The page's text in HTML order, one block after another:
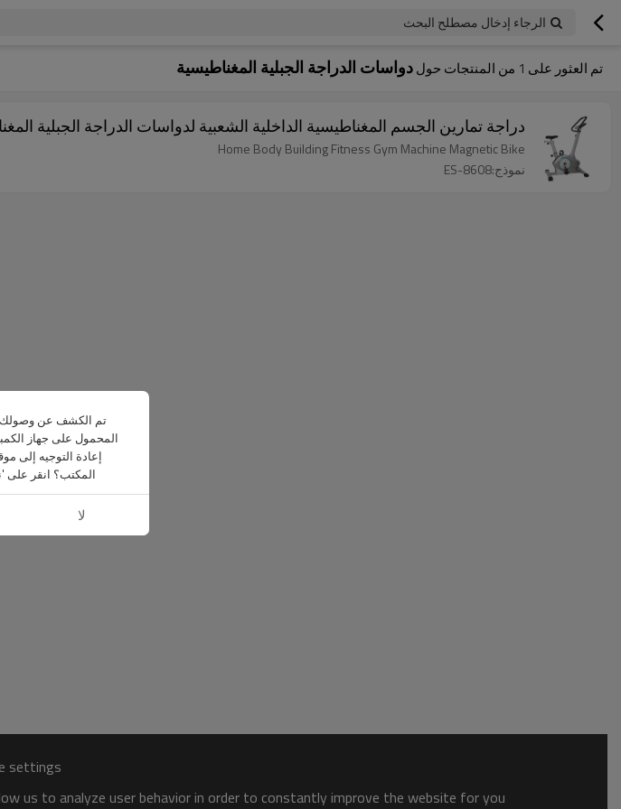
الرجاء إدخال مصطلح البحث
تم العثور على 1 من المنتجات حولدواسات الدراجة الجبلية المغناطيسية
دراجة تمارين الجسم المغناطيسية الداخلية الشعبية لدواسات الدراجة الجبلية
Home Body Building Fitness Gym Machine Magnetic Bike
نموذج:ES-8608
settings
us to analyze user behavior in order to constantly improve the website for you.
تم الكشف عن وصولك
المحمول على جهاز
إعادة التوجيه إلى
المكتب؟ انقر على
لا